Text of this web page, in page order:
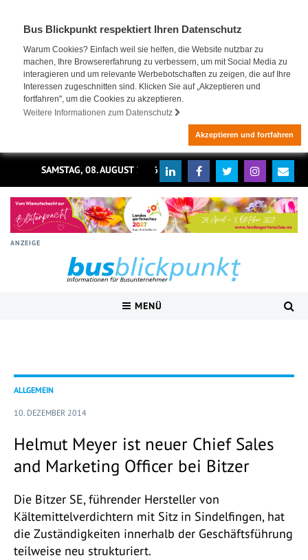
Bus Blickpunkt respektiert Ihren Datenschutz
Warum Cookies? Einfach weil sie helfen, die Website nutzbar zu
machen, Ihre Browsererfahrung zu verbessern, um mit Social Media zu
interagieren und um relevante Werbebotschaften zu zeigen, die auf Ihre
Interessen zugeschnitten sind. Klicken Sie auf „Akzeptieren und
fortfahren", um die Cookies zu akzeptieren.
Weitere Informationen zum Datenschutz
Akzeptieren und fortfahren
SAMSTAG, 08. AUGUST 2026
ANZEIGE
MENÜ
ALLGEMEIN
10. DEZEMBER 2014
Helmut Meyer ist neuer Chief Sales
and Marketing Officer bei Bitzer
Die Bitzer SE, führender Hersteller von
Kältemittelverdichtern mit Sitz in Sindelfingen, hat
die Zuständigkeiten innerhalb der Geschäftsführung
teilweise neu strukturiert.